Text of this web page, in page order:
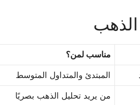
مناسب لمن؟
المبتدئ والمتداول المتوسط
من يريد تحليل الذهب بصريًا